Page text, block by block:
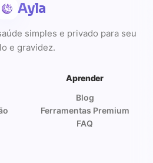
Ayla
simples e privado para seu
e gravidez.
Aprender
Blog
Ferramentas Premium
FAQ